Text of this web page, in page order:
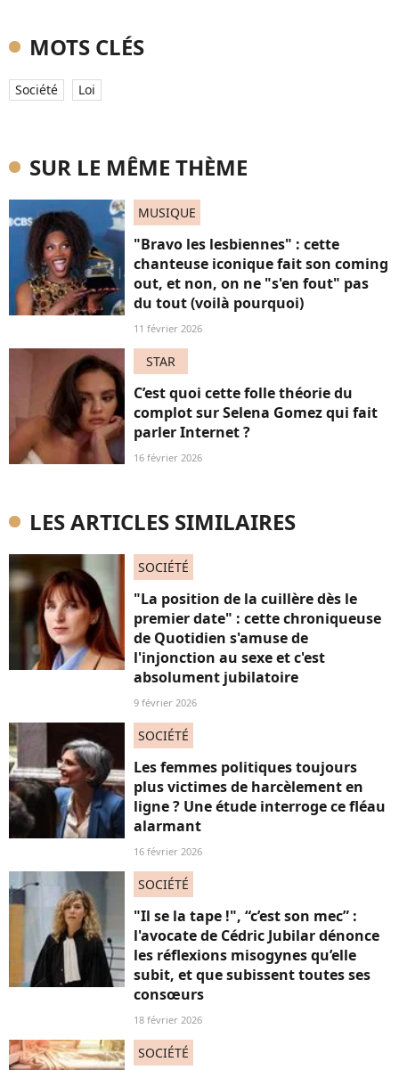
MOTS CLÉS
Société Loi
SUR LE MÊME THÈME
MUSIQUE
"Bravo les lesbiennes" : cette
chanteuse iconique fait son coming
out, et non, on ne "s'en fout" pas
du tout (voilà pourquoi)
11 février 2026
STAR
C’est quoi cette folle théorie du
complot sur Selena Gomez qui fait
parler Internet ?
16 février 2026
LES ARTICLES SIMILAIRES
SOCIÉTÉ
"La position de la cuillère dès le
premier date" : cette chroniqueuse
de Quotidien s'amuse de
l'injonction au sexe et c'est
absolument jubilatoire
9 février 2026
SOCIÉTÉ
Les femmes politiques toujours
plus victimes de harcèlement en
ligne ? Une étude interroge ce fléau
alarmant
16 février 2026
SOCIÉTÉ
"Il se la tape !", “c’est son mec” :
l'avocate de Cédric Jubilar dénonce
les réflexions misogynes qu’elle
subit, et que subissent toutes ses
consœurs
18 février 2026
SOCIÉTÉ